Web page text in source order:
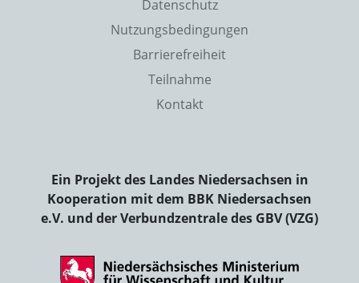
Datenschutz
Nutzungsbedingungen
Barrierefreiheit
Teilnahme
Kontakt
Ein Projekt des Landes Niedersachsen in
Kooperation mit dem BBK Niedersachsen
e.V. und der Verbundzentrale des GBV (VZG)